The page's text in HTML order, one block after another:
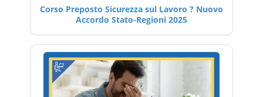
Corso Preposto Sicurezza sul Lavoro ? Nuovo
Accordo Stato-Regioni 2025